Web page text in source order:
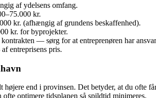
af ydelsens omfang.
kr.
kr. (afhængig af grundens beskaffenhed).
kr. for byprojekter.
— sørg for at entreprenøren har
entreprisens pris.
end i provinsen. Det betyder, at du ofte
optimere tidsplanen så spildtid minimeres.